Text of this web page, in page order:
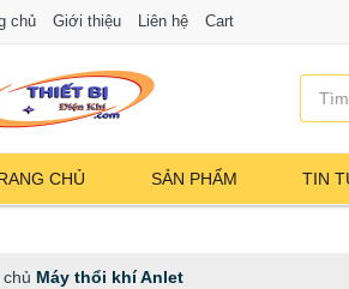
chủ Giới thiệu Liên hệ Cart
CHỦ SẢN PHẨM TIN
Máy thổi khí Anlet